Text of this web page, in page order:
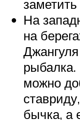
На
на
рыбалка.
можно
бычка, а